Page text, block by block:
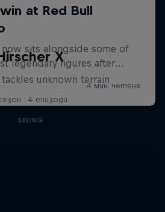
X
unknown terrain
· 4 епизоди
SKIING